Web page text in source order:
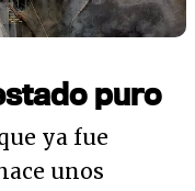
puro
ya fue
unos